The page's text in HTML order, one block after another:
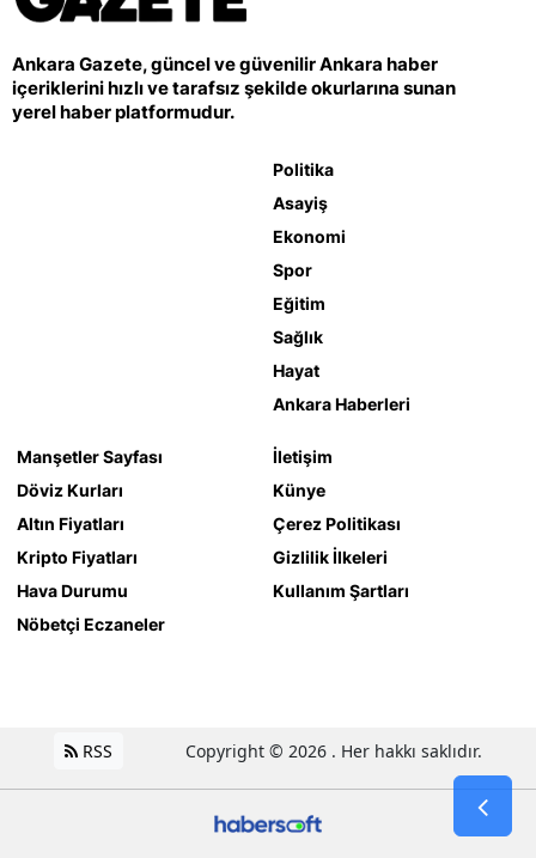
Ankara Gazete, güncel ve güvenilir Ankara haber
içeriklerini hızlı ve tarafsız şekilde okurlarına sunan
yerel haber platformudur.
Politika
Asayiş
Ekonomi
Spor
Eğitim
Sağlık
Hayat
Ankara Haberleri
Manşetler Sayfası
Döviz Kurları
Altın Fiyatları
Kripto Fiyatları
Hava Durumu
Nöbetçi Eczaneler
İletişim
Künye
Çerez Politikası
Gizlilik İlkeleri
Kullanım Şartları
RSS Copyright © 2026 . Her hakkı saklıdır.